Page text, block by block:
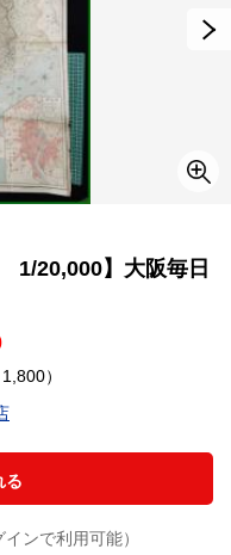
20,000】大阪毎日
）
る
ンで利用可能）